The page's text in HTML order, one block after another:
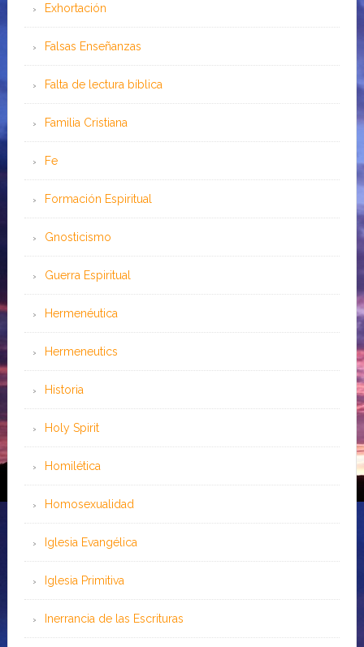
Exhortación
Falsas Enseñanzas
Falta de lectura bíblica
Familia Cristiana
Fe
Formación Espiritual
Gnosticismo
Guerra Espiritual
Hermenéutica
Hermeneutics
Historia
Holy Spirit
Homilética
Homosexualidad
Iglesia Evangélica
Iglesia Primitiva
Inerrancia de las Escrituras